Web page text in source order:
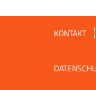
KONTAKT